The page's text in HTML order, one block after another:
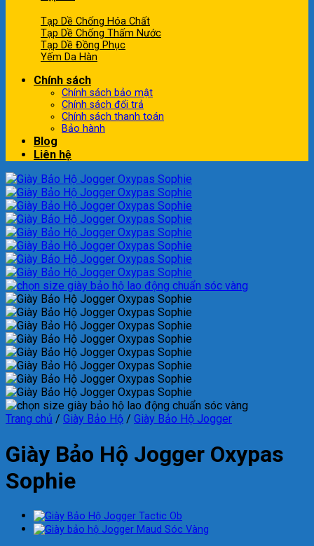
Tạp Dề Chống Hóa Chất
Tạp Dề Chống Thấm Nước
Tạp Dề Đồng Phục
Yếm Da Hàn
Chính sách
Chính sách bảo mật
Chính sách đổi trả
Chính sách thanh toán
Bảo hành
Blog
Liên hệ
Trang chủ / Giày Bảo Hộ / Giày Bảo Hộ Jogger
Giày Bảo Hộ Jogger Oxypas
Sophie